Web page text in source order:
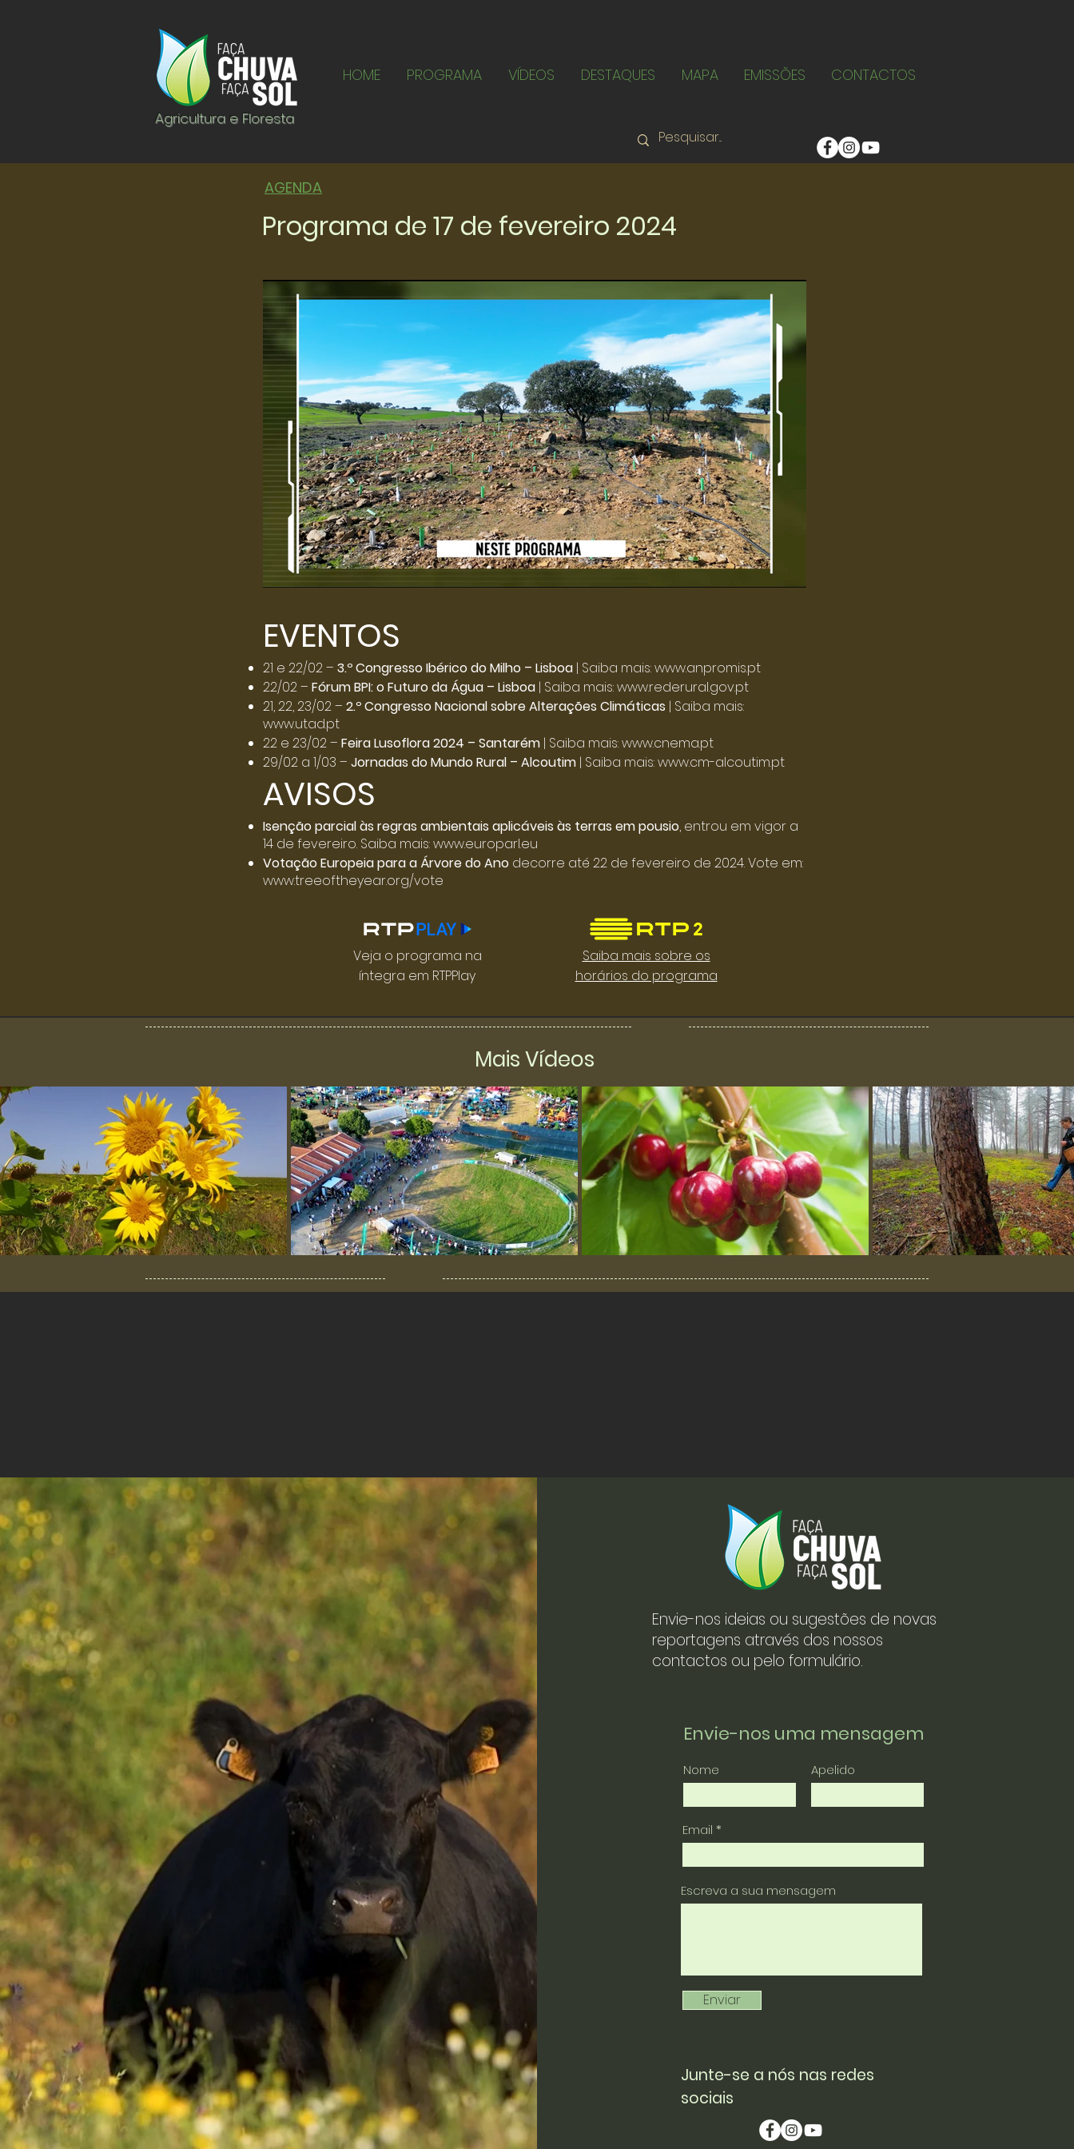
Agricultura e Floresta
HOME PROGRAMA VÍDEOS DESTAQUES MAPA EMISSÕES CONTACTOS
Programa de 17 de fevereiro 2024
EVENTOS
21 e 22/02 – 3.º Congresso Ibérico do Milho – Lisboa | Saiba mais:www.anpromis.pt
22/02 – Fórum BPI: o Futuro da Água – Lisboa | Saiba mais:www.rederural.gov.pt
21, 22, 23/02 – 2.º Congresso Nacional sobre Alterações Climáticas | Saiba mais:
www.utad.pt
22 e 23/02 – Feira Lusoflora 2024 – Santarém | Saiba mais:www.cnema.pt
29/02 a 1/03 – Jornadas do Mundo Rural – Alcoutim | Saiba mais:www.cm-alcoutim.pt
AVISOS
Isenção parcial às regras ambientais aplicáveis às terras em pousio, entrou em vigor a
14 de fevereiro. Saiba mais:www.europarl.eu
Votação Europeia para a Árvore do Ano decorre até 22 de fevereiro de 2024. Vote em:
www.treeoftheyear.org/vote
Veja o programa na
íntegra em RTPPlay
Saiba mais sobre os
horários do programa
AGENDA
Mais Vídeos
Envie-nos ideias ou sugestões de novas
reportagens através dos nossos
contactos ou pelo formulário.
Envie-nos uma mensagem
Nome Apelido
Email
Escreva a sua mensagem
Enviar
Junte-se a nós nas redes
sociais